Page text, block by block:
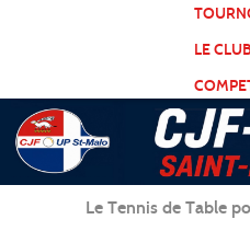
LE
Le Tennis de Table
Panneau de gestion des